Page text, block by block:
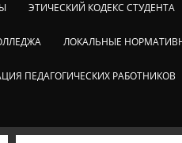
ЭТИЧЕСКИЙ КОДЕКС СТУДЕНТА
ЛОКАЛЬНЫЕ
ПЕДАГОГИЧЕСКИХ РАБОТНИКОВ